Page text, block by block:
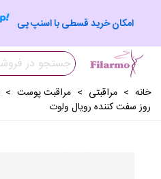
امکان خرید قسطی با اسنپ پی
خانه > مراقبتی > مراقبت پوست >
روز سفت کننده رویال ولوت